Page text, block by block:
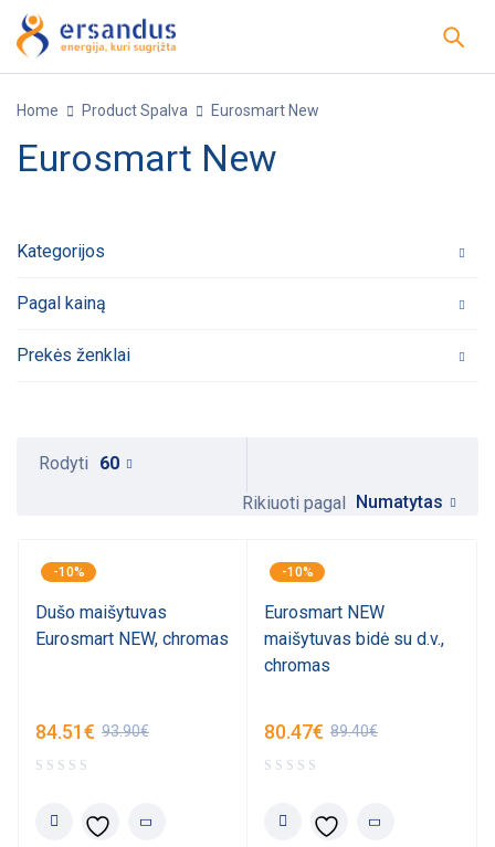
Home Product Spalva Eurosmart New
Eurosmart New
Kategorijos
Pagal kainą
Prekės ženklai
Rikiuoti pagal Numatytas
Rodyti 60
-10%
Dušo maišytuvas
Eurosmart NEW, chromas
93.90€
84.51€
-10%
Eurosmart NEW
maišytuvas bidė su d.v.,
chromas
89.40€
80.47€